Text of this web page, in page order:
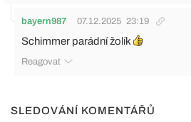
bayern987 07.12.2025 23:19
Schimmer parádní žolík
Reagovat
SLEDOVÁNÍ KOMENTÁŘŮ